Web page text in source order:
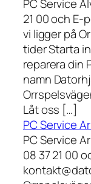
PC Service
21 00 och
vi ligger på
tider Starta
reparera din
namn
Låt oss […]
PC Service
PC Service
08 37 21 00